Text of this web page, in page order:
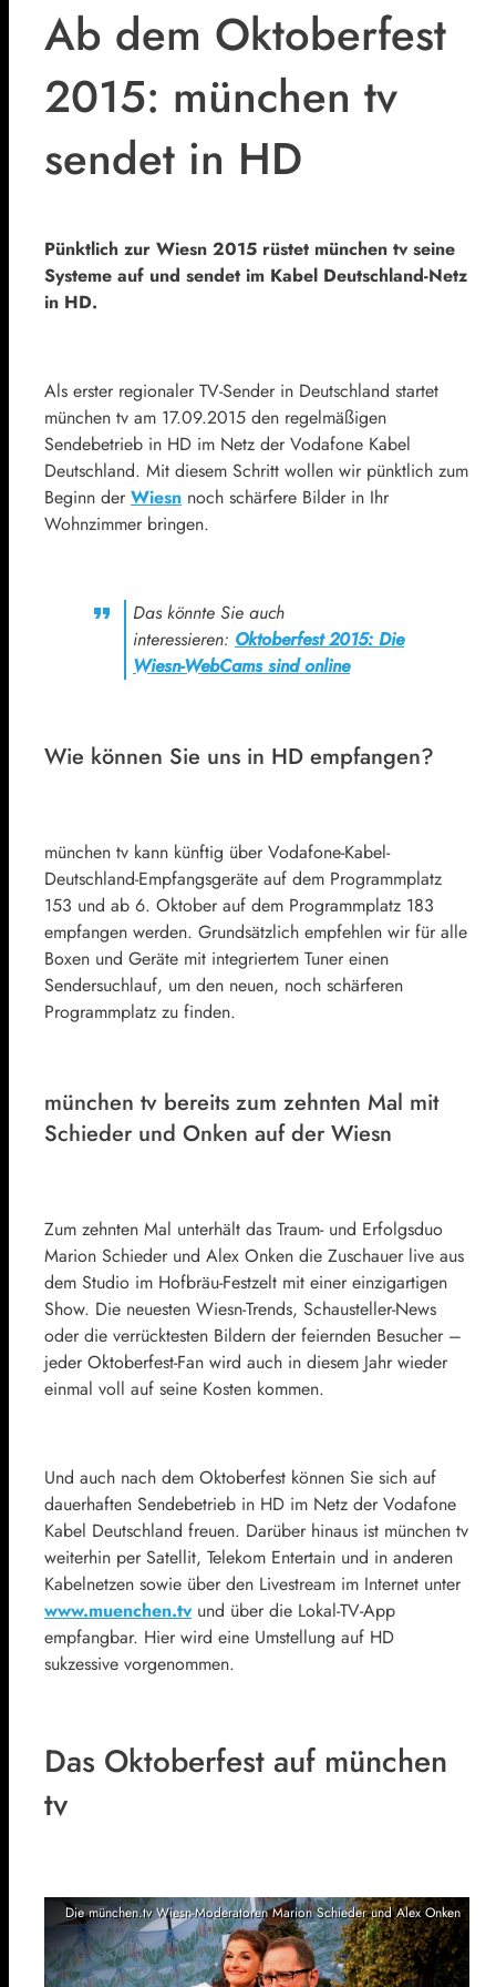
Ab dem Oktoberfest
2015: münchen tv
sendet in HD
Pünktlich zur Wiesn 2015 rüstet münchen tv seine
Systeme auf und sendet im Kabel Deutschland-Netz
in HD.
Als erster regionaler TV-Sender in Deutschland startet
münchen tv am 17.09.2015 den regelmäßigen
Sendebetrieb in HD im Netz der Vodafone Kabel
Deutschland. Mit diesem Schritt wollen wir pünktlich zum
Beginn der Wiesn noch schärfere Bilder in Ihr
Wohnzimmer bringen.
Das könnte Sie auch
interessieren: Oktoberfest 2015: Die
Wiesn-WebCams sind online
Wie können Sie uns in HD empfangen?
münchen tv kann künftig über Vodafone-Kabel-
Deutschland-Empfangsgeräte auf dem Programmplatz
153 und ab 6. Oktober auf dem Programmplatz 183
empfangen werden. Grundsätzlich empfehlen wir für alle
Boxen und Geräte mit integriertem Tuner einen
Sendersuchlauf, um den neuen, noch schärferen
Programmplatz zu finden.
münchen tv bereits zum zehnten Mal mit
Schieder und Onken auf der Wiesn
Zum zehnten Mal unterhält das Traum- und Erfolgsduo
Marion Schieder und Alex Onken die Zuschauer live aus
dem Studio im Hofbräu-Festzelt mit einer einzigartigen
Show. Die neuesten Wiesn-Trends, Schausteller-News
oder die verrücktesten Bildern der feiernden Besucher –
jeder Oktoberfest-Fan wird auch in diesem Jahr wieder
einmal voll auf seine Kosten kommen.
Und auch nach dem Oktoberfest können Sie sich auf
dauerhaften Sendebetrieb in HD im Netz der Vodafone
Kabel Deutschland freuen. Darüber hinaus ist münchen tv
weiterhin per Satellit, Telekom Entertain und in anderen
Kabelnetzen sowie über den Livestream im Internet unter
www.muenchen.tvund über die Lokal-TV-App
empfangbar. Hier wird eine Umstellung auf HD
sukzessive vorgenommen.
Das Oktoberfest auf münchen
tv
Die münchen.tv Wiesn-Moderatoren Marion Schieder und Alex Onken